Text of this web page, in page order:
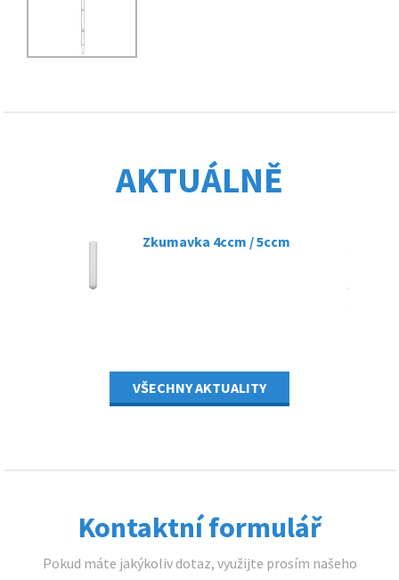
AKTUÁLNĚ
Zkumavka 4ccm / 5ccm
VŠECHNY AKTUALITY
Kontaktní formulář
Pokud máte jakýkoliv dotaz, využijte prosím našeho